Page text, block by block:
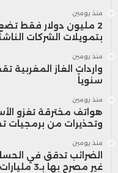
منذ يومين
2 مليون دولار فقط
بتمويلات الشركات
منذ يومين
سنوياً
منذ يومين
هواتف مخترقة تغزو
وتحذيرات من
منذ يومين
الضرائب تدقق في
غير مصرح بها بـ3 مليارات درهم